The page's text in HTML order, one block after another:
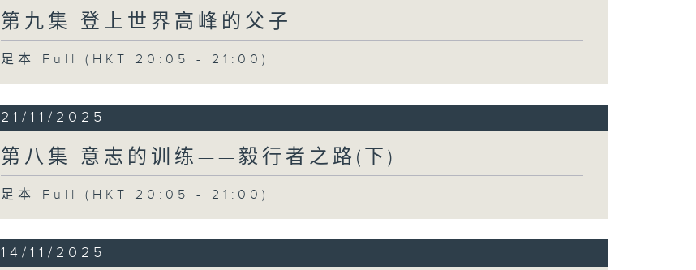
第九集 登上世界高峰的父子
足本 Full (HKT 20:05 - 21:00)
21/11/2025
第八集 意志的训练——毅行者之路(下)
足本 Full (HKT 20:05 - 21:00)
14/11/2025